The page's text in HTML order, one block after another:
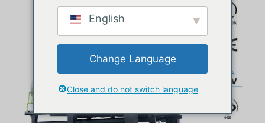
French
Russian
Hindi
Chinese
English
Change Language
Close and do not switch language